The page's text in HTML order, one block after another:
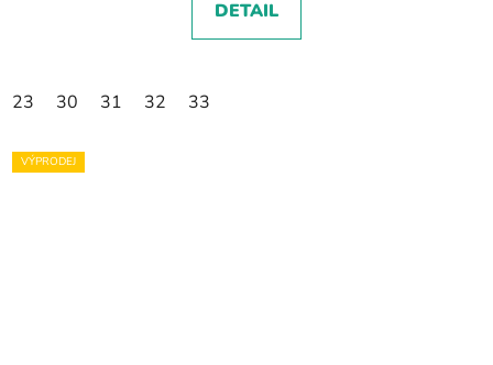
DETAIL
23 30 31 32 33
VÝPRODEJ